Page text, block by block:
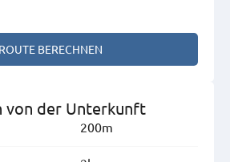
ROUTE BERECHNEN
von der Unterkunft
200m